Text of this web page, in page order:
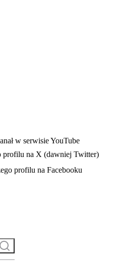
karcie
w serwisie YouTube
profilu na X (dawniej Twitter)
karcie
profilu na Facebooku
Szukaj